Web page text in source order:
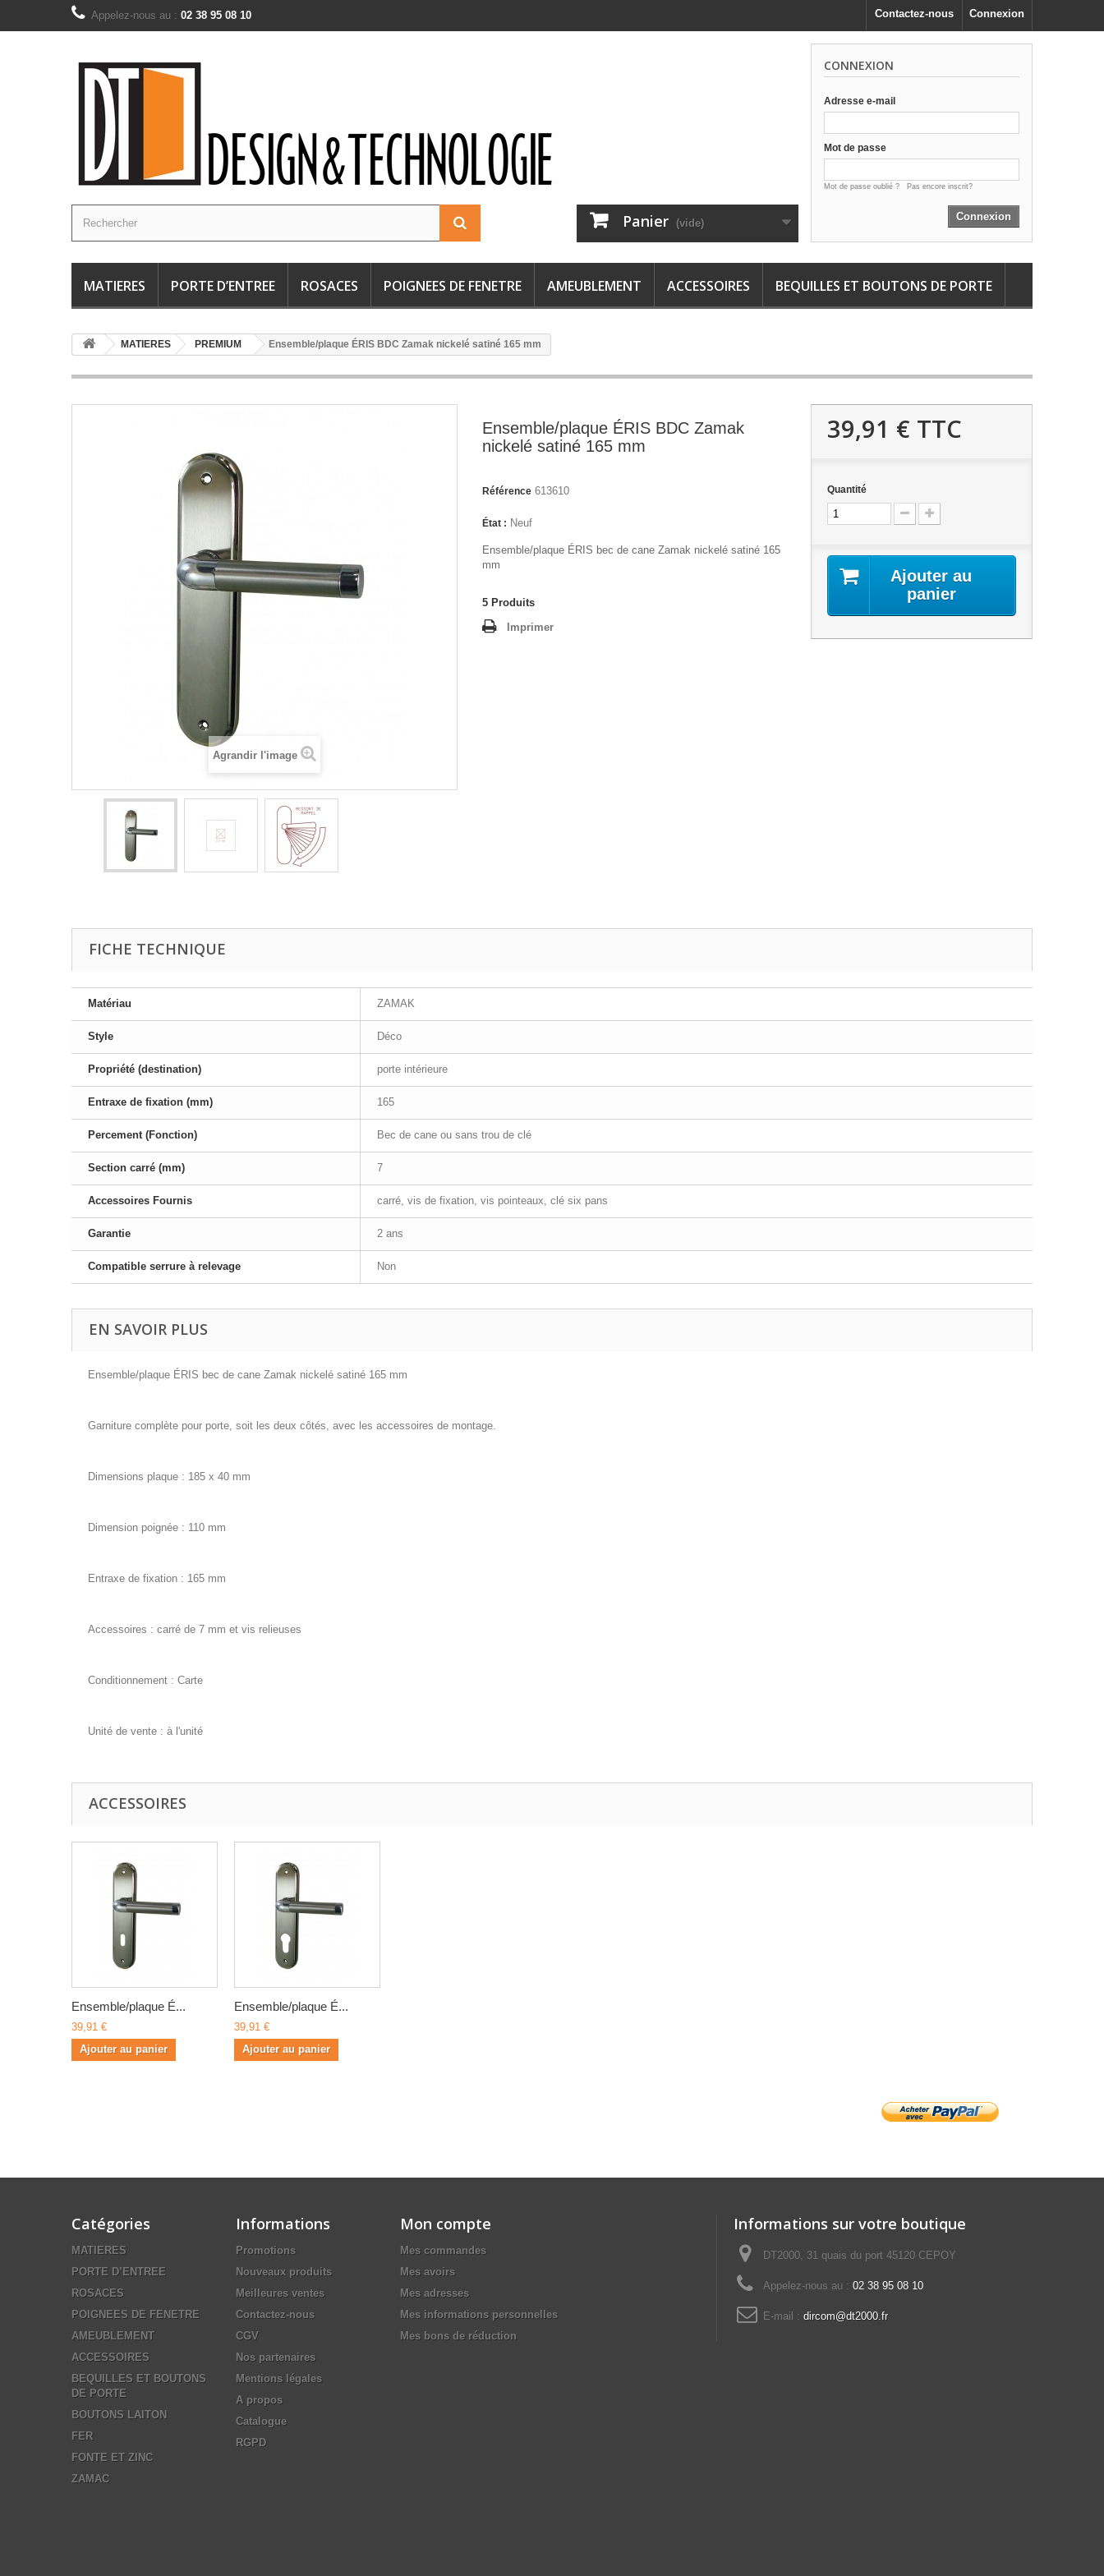
Connexion
Contactez-nous
Appelez-nous au : 02 38 95 08 10
CONNEXION
Adresse e-mail
Mot de passe
Mot de passe oublié ? Pas encore inscrit?
Connexion
Panier (vide)
MATIERES PORTE D’ENTREE ROSACES POIGNEES DE FENETRE AMEUBLEMENT ACCESSOIRES BEQUILLES ET BOUTONS DE PORTE
MATIERES PREMIUM Ensemble/plaque ÉRIS BDC Zamak nickelé satiné 165 mm
Agrandir l'image
Ensemble/plaque ÉRIS BDC Zamak
nickelé satiné 165 mm
Référence 613610
État : Neuf
Ensemble/plaque ÉRIS bec de cane Zamak nickelé satiné 165
mm
5 Produits
Imprimer
39,91 € TTC
Quantité
Ajouter au
panier
FICHE TECHNIQUE
Matériau ZAMAK
Style Déco
Propriété (destination) porte intérieure
Entraxe de fixation (mm) 165
Percement (Fonction) Bec de cane ou sans trou de clé
Section carré (mm) 7
Accessoires Fournis carré, vis de fixation, vis pointeaux, clé six pans
Garantie 2 ans
Compatible serrure à relevage Non
EN SAVOIR PLUS
Ensemble/plaque ÉRIS bec de cane Zamak nickelé satiné 165 mm
Garniture complète pour porte, soit les deux côtés, avec les accessoires de montage.
Dimensions plaque : 185 x 40 mm
Dimension poignée : 110 mm
Entraxe de fixation : 165 mm
Accessoires : carré de 7 mm et vis relieuses
Conditionnement : Carte
Unité de vente : à l'unité
ACCESSOIRES
Ensemble/plaque É...
39,91 €
Ajouter au panier
Ensemble/plaque É...
39,91 €
Ajouter au panier
Catégories
MATIERES
PORTE D’ENTREE
ROSACES
POIGNEES DE FENETRE
AMEUBLEMENT
ACCESSOIRES
BEQUILLES ET BOUTONS
DE PORTE
BOUTONS LAITON
FER
FONTE ET ZINC
ZAMAC
Informations
Promotions
Nouveaux produits
Meilleures ventes
Contactez-nous
CGV
Nos partenaires
Mentions légales
A propos
Catalogue
RGPD
Mon compte
Mes commandes
Mes avoirs
Mes adresses
Mes informations personnelles
Mes bons de réduction
Informations sur votre boutique
DT2000, 31 quais du port 45120 CEPOY
Appelez-nous au : 02 38 95 08 10
E-mail : dircom@dt2000.fr